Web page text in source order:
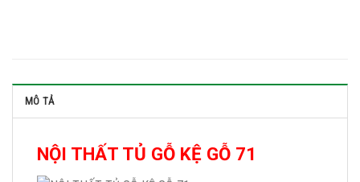
MÔ TẢ
NỘI THẤT TỦ GỖ KỆ GỖ 71